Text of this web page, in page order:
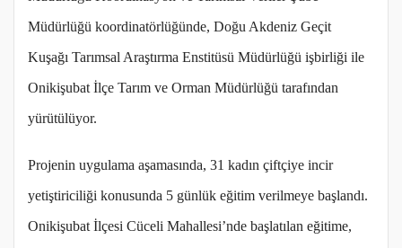
Müdürlüğü koordinatörlüğünde, Doğu Akdeniz Geçit
Kuşağı Tarımsal Araştırma Enstitüsü Müdürlüğü işbirliği ile
Onikişubat İlçe Tarım ve Orman Müdürlüğü tarafından
yürütülüyor.
Projenin uygulama aşamasında, 31 kadın çiftçiye incir
yetiştiriciliği konusunda 5 günlük eğitim verilmeye başlandı.
Onikişubat İlçesi Cüceli Mahallesi’nde başlatılan eğitime,